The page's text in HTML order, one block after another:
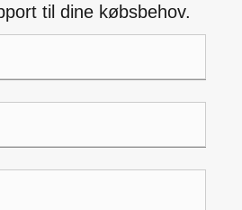
til dine købsbehov.